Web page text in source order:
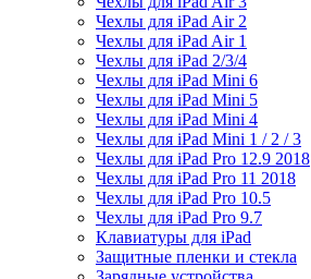
Чехлы для iPad Air 2
Чехлы для iPad Air 1
Чехлы для iPad 2/3/4
Чехлы для iPad Mini 6
Чехлы для iPad Mini 5
Чехлы для iPad Mini 4
Чехлы для iPad Mini 1 / 2 / 3
Чехлы для iPad Pro 12.9 2018
Чехлы для iPad Pro 11 2018
Чехлы для iPad Pro 10.5
Чехлы для iPad Pro 9.7
Клавиатуры для iPad
Защитные пленки и стекла